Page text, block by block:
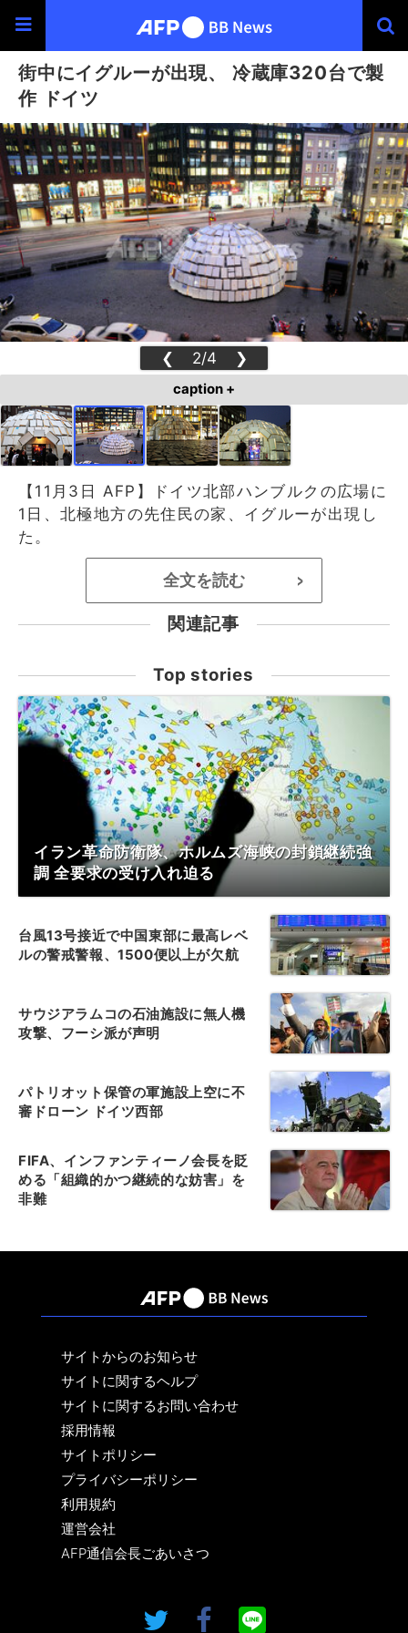
街中にイグルーが出現、 冷蔵庫320台で製
作 ドイツ
❮ 2/4 ❯
caption +
【11月3日 AFP】ドイツ北部ハンブルクの広場に
1日、北極地方の先住民の家、イグルーが出現し
た。
全文を読む >
関連記事
Top stories
イラン革命防衛隊、ホルムズ海峡の封鎖継続強
調 全要求の受け入れ迫る
台風13号接近で中国東部に最高レベ
ルの警戒警報、1500便以上が欠航
サウジアラムコの石油施設に無人機
攻撃、フーシ派が声明
パトリオット保管の軍施設上空に不
審ドローン ドイツ西部
FIFA、インファンティーノ会長を貶
める「組織的かつ継続的な妨害」を
非難
サイトからのお知らせ
サイトに関するヘルプ
サイトに関するお問い合わせ
採用情報
サイトポリシー
プライバシーポリシー
利用規約
運営会社
AFP通信会長ごあいさつ